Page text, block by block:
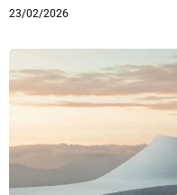
23/02/2026